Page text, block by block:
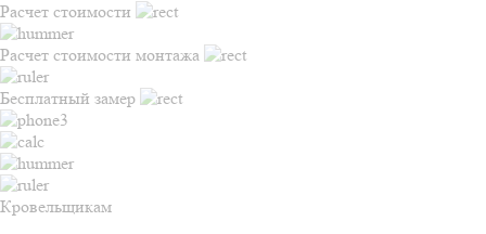
Расчет стоимости
Расчет стоимости монтажа
Бесплатный замер
Кровельщикам